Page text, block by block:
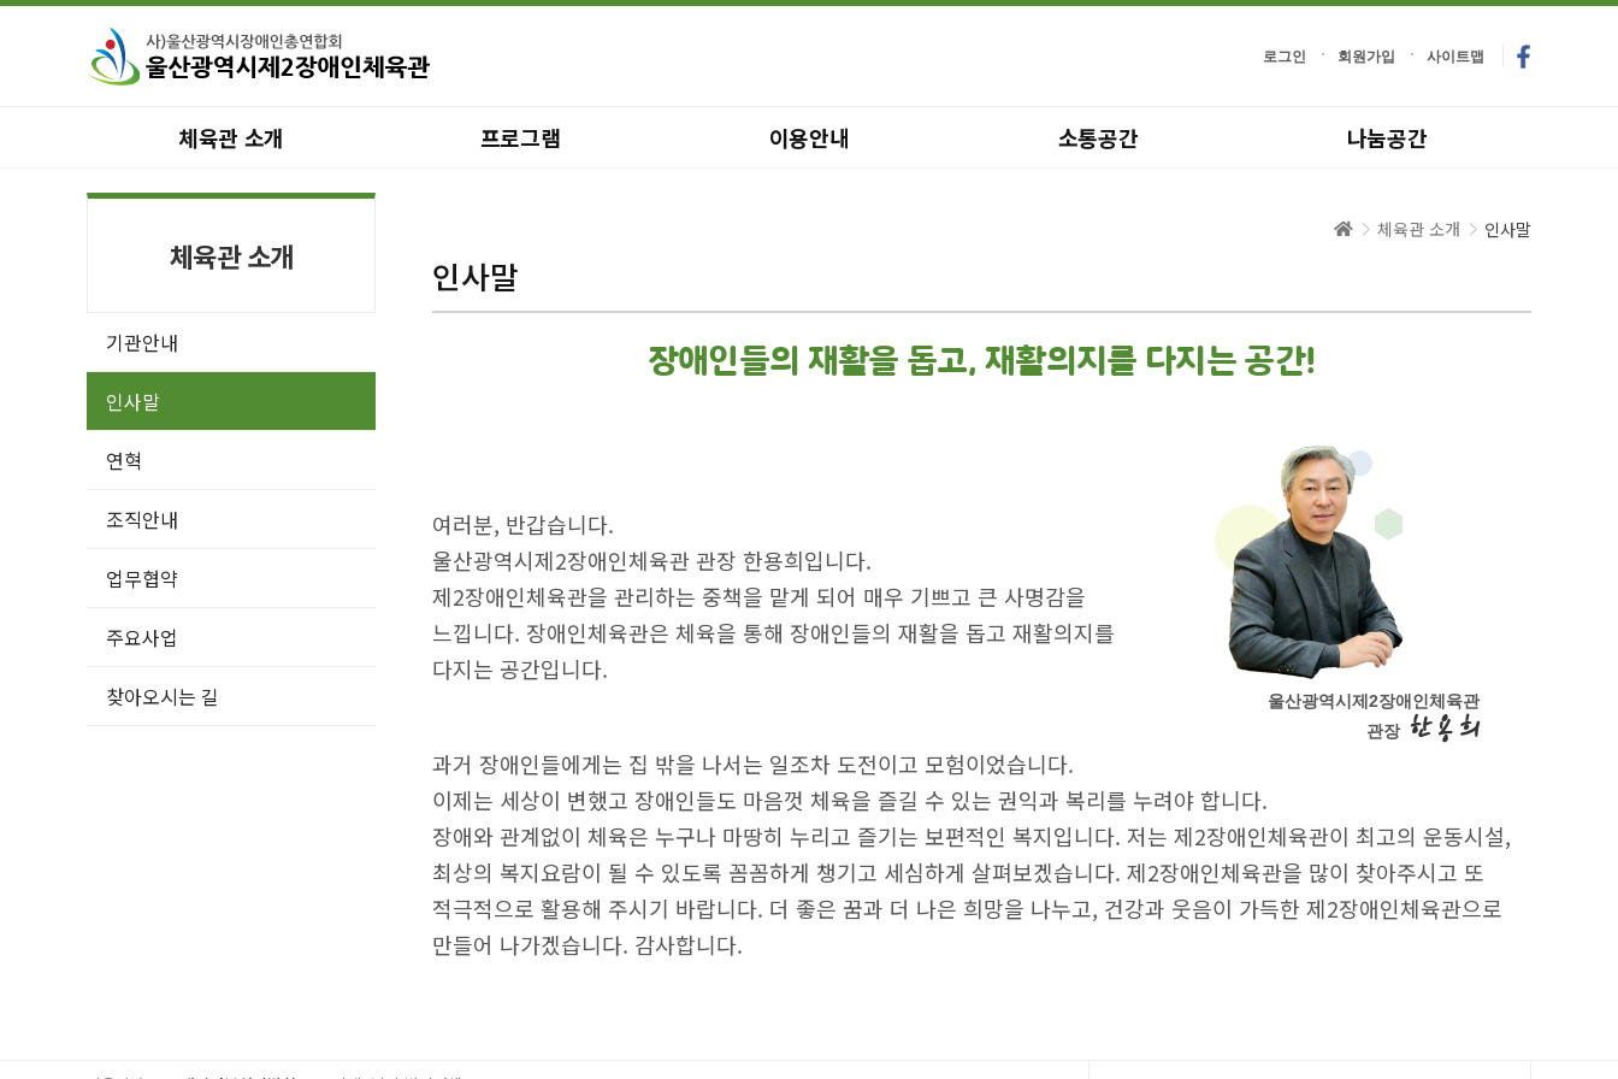
로그인 회원가입 사이트맵
체육관 소개 프로그램 이용안내 소통공간 나눔공간
체육관 소개
기관안내
인사말
연혁
조직안내
업무협약
주요사업
찾아오시는 길
체육관 소개 인사말
인사말
장애인들의 재활을 돕고, 재활의지를 다지는 공간!
여러분, 반갑습니다.
울산광역시제2장애인체육관 관장 한용희입니다.
제2장애인체육관을 관리하는 중책을 맡게 되어 매우 기쁘고 큰 사명감을
느낍니다. 장애인체육관은 체육을 통해 장애인들의 재활을 돕고 재활의지를
다지는 공간입니다.
울산광역시제2장애인체육관
관장 한 용 희
과거 장애인들에게는 집 밖을 나서는 일조차 도전이고 모험이었습니다.
이제는 세상이 변했고 장애인들도 마음껏 체육을 즐길 수 있는 권익과 복리를 누려야 합니다.
장애와 관계없이 체육은 누구나 마땅히 누리고 즐기는 보편적인 복지입니다. 저는 제2장애인체육관이 최고의 운동시설,
최상의 복지요람이 될 수 있도록 꼼꼼하게 챙기고 세심하게 살펴보겠습니다. 제2장애인체육관을 많이 찾아주시고 또
적극적으로 활용해 주시기 바랍니다. 더 좋은 꿈과 더 나은 희망을 나누고, 건강과 웃음이 가득한 제2장애인체육관으로
만들어 나가겠습니다. 감사합니다.